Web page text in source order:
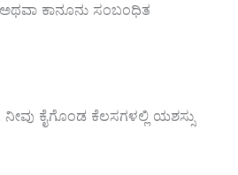
ಕಾನೂನು ಸಂಬಂಧಿತ
ಕೈಗೊಂಡ ಕೆಲಸಗಳಲ್ಲಿ ಯಶಸ್ಸು